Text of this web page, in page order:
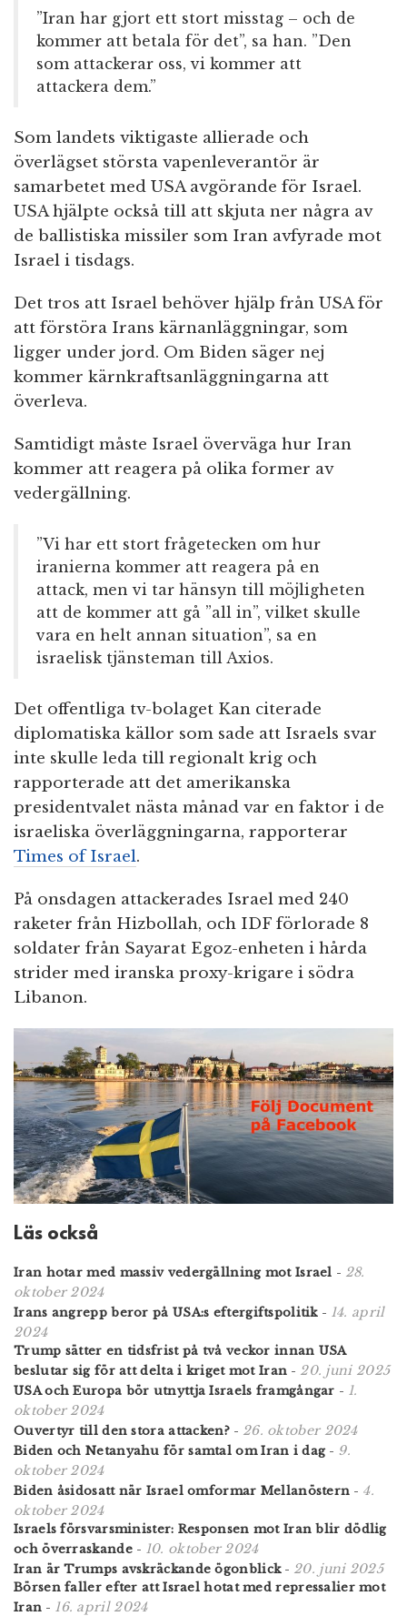
”Iran har gjort ett stort misstag – och de
kommer att betala för det”, sa han. ”Den
som attackerar oss, vi kommer att
attackera dem.”
Som landets viktigaste allierade och
överlägset största vapenleverantör är
samarbetet med USA avgörande för Israel.
USA hjälpte också till att skjuta ner några av
de ballistiska missiler som Iran avfyrade mot
Israel i tisdags.
Det tros att Israel behöver hjälp från USA för
att förstöra Irans kärnanläggningar, som
ligger under jord. Om Biden säger nej
kommer kärnkraftsanläggningarna att
överleva.
Samtidigt måste Israel överväga hur Iran
kommer att reagera på olika former av
vedergällning.
”Vi har ett stort frågetecken om hur
iranierna kommer att reagera på en
attack, men vi tar hänsyn till möjligheten
att de kommer att gå ”all in”, vilket skulle
vara en helt annan situation”, sa en
israelisk tjänsteman till Axios.
Det offentliga tv-bolaget Kan citerade
diplomatiska källor som sade att Israels svar
inte skulle leda till regionalt krig och
rapporterade att det amerikanska
presidentvalet nästa månad var en faktor i de
israeliska överläggningarna, rapporterar
Times of Israel.
På onsdagen attackerades Israel med 240
raketer från Hizbollah, och IDF förlorade 8
soldater från Sayarat Egoz-enheten i hårda
strider med iranska proxy-krigare i södra
Libanon.
Läs också
Iran hotar med massiv vedergällning mot Israel - 28.
oktober 2024
Irans angrepp beror på USA:s eftergiftspolitik- 14. april
2024
Trump sätter en tidsfrist på två veckor innan USA
beslutar sig för att delta i kriget mot Iran - 20. juni 2025
USA och Europa bör utnyttja Israels framgångar - 1.
oktober 2024
Ouvertyr till den stora attacken?- 26. oktober 2024
Biden och Netanyahu för samtal om Iran i dag- 9.
oktober 2024
Biden åsidosatt när Israel omformar Mellanöstern - 4.
oktober 2024
Israels försvars­minister: Responsen mot Iran blir dödlig
och överraskande- 10. oktober 2024
Iran är Trumps avskräckande ögonblick- 20. juni 2025
Börsen faller efter att Israel hotat med repressalier mot
Iran - 16. april 2024